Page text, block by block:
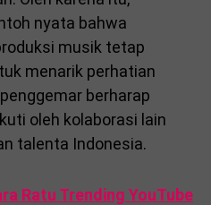
nyata bahwa
musik tetap
menarik perhatian
berharap
oleh kolaborasi lain
talenta Indonesia.
Ratu Trending YouTube